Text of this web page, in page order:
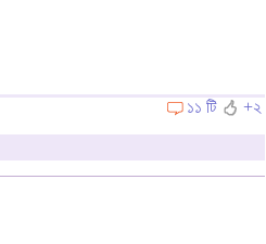
১১ টি +২